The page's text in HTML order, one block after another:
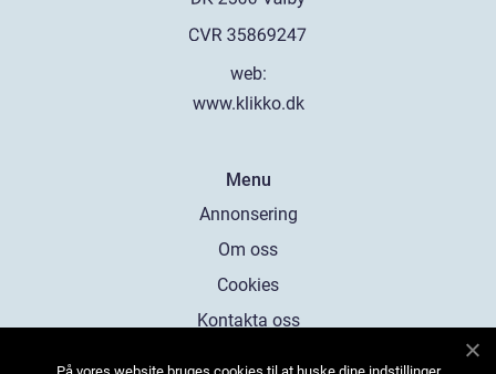
web:
www.klikko.dk
Menu
Annonsering
Om oss
Cookies
Kontakta oss